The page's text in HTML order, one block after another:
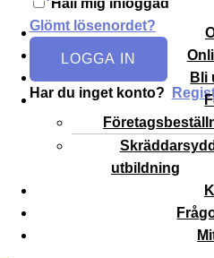
Bli
Skräddarsydd
utbildning
Håll mig inloggad
Glömt lösenordet?
LOGGA IN
Har du inget konto?